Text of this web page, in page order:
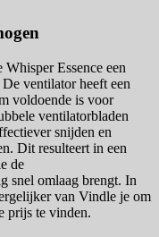
Essence een
ventilator heeft een
voldoende is voor
ventilatorbladen
snijden en
Dit resulteert in een
de
snel omlaag brengt. In
van Vindle je om
prijs te vinden.